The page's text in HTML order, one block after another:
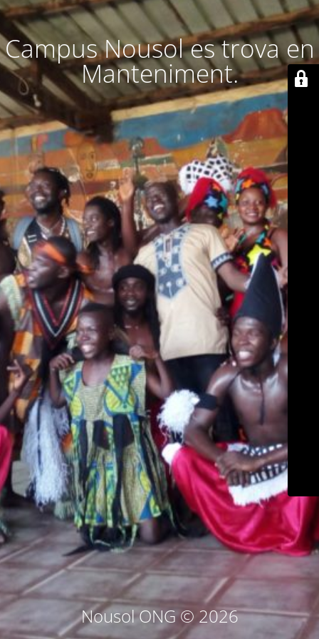
Campus Nousol es trova en
Manteniment.
Nousol ONG © 2026